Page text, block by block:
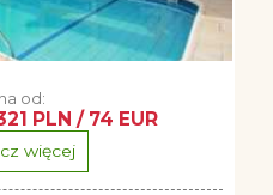
od:
PLN / 74 EUR
więcej